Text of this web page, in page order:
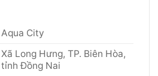
Aqua City
Xã Long Hưng, TP. Biên Hòa,
tỉnh Đồng Nai